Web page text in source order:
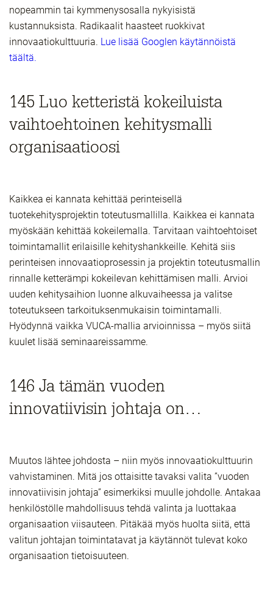
nopeammin tai kymmenysosalla nykyisistä
kustannuksista. Radikaalit haasteet ruokkivat
innovaatiokulttuuria. Lue lisää Googlen käytännöistä
täältä.
145 Luo ketteristä kokeiluista
vaihtoehtoinen kehitysmalli
organisaatioosi
Kaikkea ei kannata kehittää perinteisellä
tuotekehitysprojektin toteutusmallilla. Kaikkea ei kannata
myöskään kehittää kokeilemalla. Tarvitaan vaihtoehtoiset
toimintamallit erilaisille kehityshankkeille. Kehitä siis
perinteisen innovaatioprosessin ja projektin toteutusmallin
rinnalle ketterämpi kokeilevan kehittämisen malli. Arvioi
uuden kehitysaihion luonne alkuvaiheessa ja valitse
toteutukseen tarkoituksenmukaisin toimintamalli.
Hyödynnä vaikka VUCA-mallia arvioinnissa – myös siitä
kuulet lisää seminaareissamme.
146 Ja tämän vuoden
innovatiivisin johtaja on…
Muutos lähtee johdosta – niin myös innovaatiokulttuurin
vahvistaminen. Mitä jos ottaisitte tavaksi valita ”vuoden
innovatiivisin johtaja” esimerkiksi muulle johdolle. Antakaa
henkilöstölle mahdollisuus tehdä valinta ja luottakaa
organisaation viisauteen. Pitäkää myös huolta siitä, että
valitun johtajan toimintatavat ja käytännöt tulevat koko
organisaation tietoisuuteen.